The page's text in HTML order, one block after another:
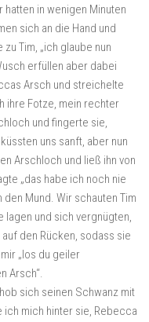
in wenigen Minuten
sich an die Hand und
Tim, „ich glaube nun
erfüllen aber dabei
Arsch und streichelte
ihre Fotze, mein rechter
und fingerte sie,
uns sanft, aber nun
Arschloch und ließ ihn von
„das habe ich noch nie
Mund. Wir schauten Tim
lagen und sich vergnügten,
den Rücken, sodass sie
„los du geiler
Arsch“.
sich seinen Schwanz mit
ich mich hinter sie, Rebecca